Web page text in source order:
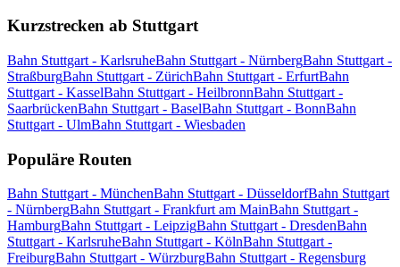
Kurzstrecken ab Stuttgart
Bahn Stuttgart - KarlsruheBahn Stuttgart - NürnbergBahn Stuttgart -
StraßburgBahn Stuttgart - ZürichBahn Stuttgart - ErfurtBahn
Stuttgart - KasselBahn Stuttgart - HeilbronnBahn Stuttgart -
SaarbrückenBahn Stuttgart - BaselBahn Stuttgart - BonnBahn
Stuttgart - UlmBahn Stuttgart - Wiesbaden
Populäre Routen
Bahn Stuttgart - MünchenBahn Stuttgart - DüsseldorfBahn Stuttgart
- NürnbergBahn Stuttgart - Frankfurt am MainBahn Stuttgart -
HamburgBahn Stuttgart - LeipzigBahn Stuttgart - DresdenBahn
Stuttgart - KarlsruheBahn Stuttgart - KölnBahn Stuttgart -
FreiburgBahn Stuttgart - WürzburgBahn Stuttgart - Regensburg